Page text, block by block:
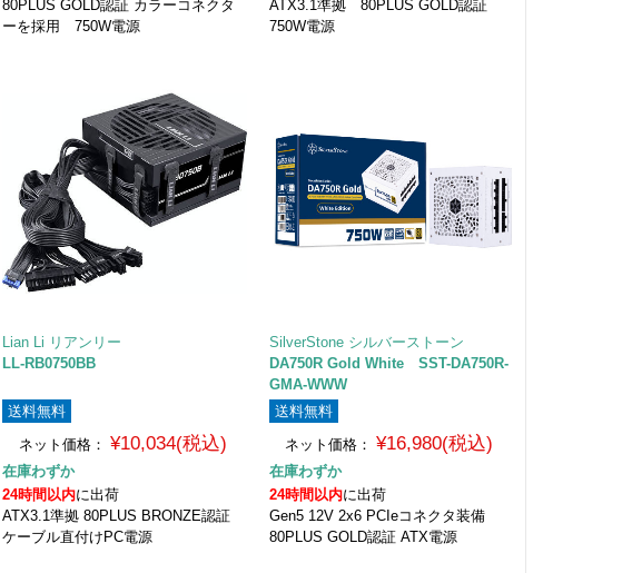
80PLUS GOLD認証 カラーコネクタ
ーを採用 750W電源
ATX3.1準拠 80PLUS GOLD認証
750W電源
Lian Li リアンリー
LL-RB0750BB
送料無料
ネット価格： ¥10,034(税込)
在庫わずか
24時間以内に出荷
ATX3.1準拠 80PLUS BRONZE認証
ケーブル直付けPC電源
SilverStone シルバーストーン
DA750R Gold White SST-DA750R-
GMA-WWW
送料無料
ネット価格： ¥16,980(税込)
在庫わずか
24時間以内に出荷
Gen5 12V 2x6 PCIeコネクタ装備
80PLUS GOLD認証 ATX電源